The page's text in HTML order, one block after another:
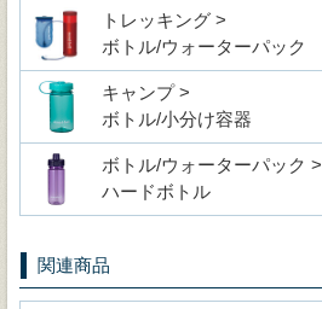
トレッキング >
ボトル/ウォーターパック
キャンプ >
ボトル/小分け容器
ボトル/ウォーターパック >
ハードボトル
関連商品